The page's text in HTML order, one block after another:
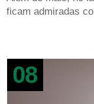
ficam admiradas
08